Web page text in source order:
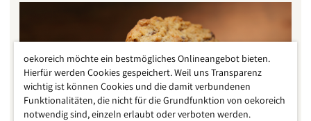
oekoreich möchte ein bestmögliches Onlineangebot bieten.
Hierfür werden Cookies gespeichert. Weil uns Transparenz
wichtig ist können Cookies und die damit verbundenen
Funktionalitäten, die nicht für die Grundfunktion von oekoreich
notwendig sind, einzeln erlaubt oder verboten werden.